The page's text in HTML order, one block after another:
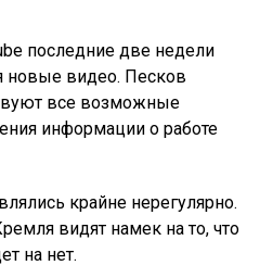
последние две недели
новые видео. Песков
все возможные
информации о работе
крайне нерегулярно.
видят намек на то, что
на нет.